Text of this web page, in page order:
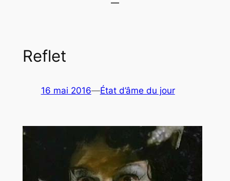
Reflet
16 mai 2016—État d’âme du jour